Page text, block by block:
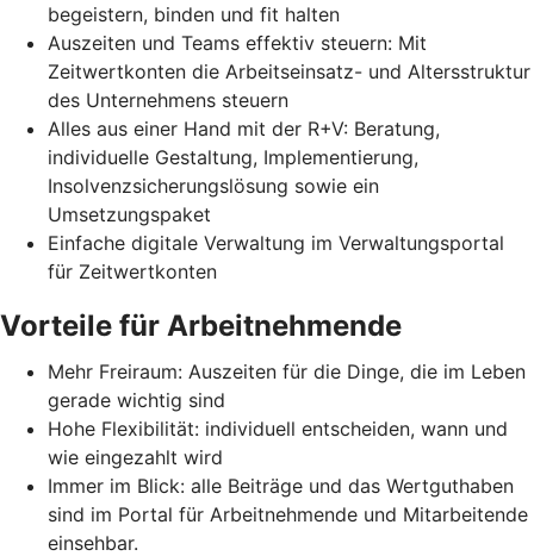
begeistern, binden und fit halten
Auszeiten und Teams effektiv steuern: Mit
Zeitwertkonten die Arbeitseinsatz- und Altersstruktur
des Unternehmens steuern
Alles aus einer Hand mit der R+V: Beratung,
individuelle Gestaltung, Implementierung,
Insolvenzsicherungslösung sowie ein
Umsetzungspaket
Einfache digitale Verwaltung im Verwaltungsportal
für Zeitwertkonten
Vorteile für Arbeitnehmende
Mehr Freiraum: Auszeiten für die Dinge, die im Leben
gerade wichtig sind
Hohe Flexibilität: individuell entscheiden, wann und
wie eingezahlt wird
Immer im Blick: alle Beiträge und das Wertguthaben
sind im Portal für Arbeitnehmende und Mitarbeitende
einsehbar.